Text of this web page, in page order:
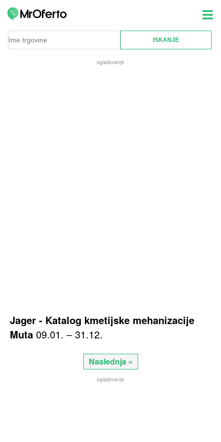
oglaševanje
Jager - Katalog kmetijske mehanizacije
Muta 09.01. – 31.12.
Naslednja »
oglaševanje